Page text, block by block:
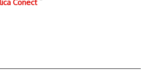
Conect